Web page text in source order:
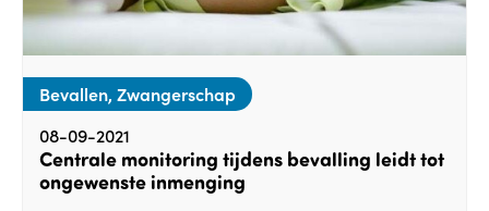
Bevallen, Zwangerschap
08-09-2021
Centrale monitoring tijdens bevalling leidt tot
ongewenste inmenging